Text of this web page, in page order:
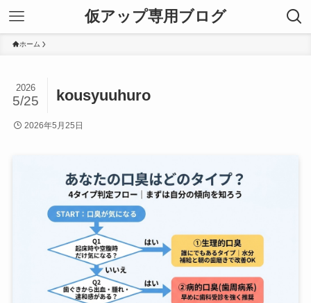
仮アップ専用ブログ
ホーム
kousyuuhuro
2026
5/25
2026年5月25日